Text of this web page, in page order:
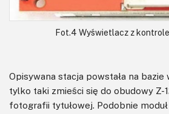
Fot.4 Wyświetlacz z
Opisywana stacja powstała na bazie
tylko taki zmieści się do obudowy Z-
fotografii tytułowej. Podobnie moduł